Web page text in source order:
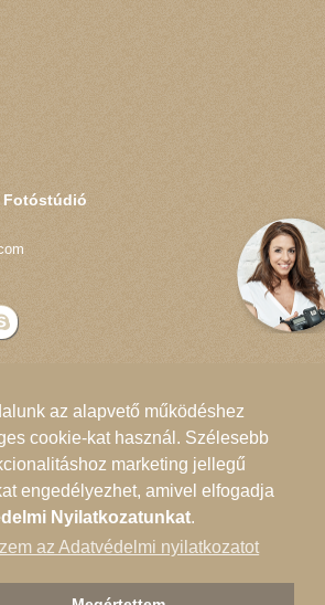
az alapvető működéshez
cookie-kat használ. Szélesebb
marketing jellegű
engedélyezhet, amivel elfogadja
Nyilatkozatunkat.
az Adatvédelmi nyilatkozatot
Fotóstúdió
Fotóstúdió
Oldaltérkép
Honlap felügyelet : dynamicLINE